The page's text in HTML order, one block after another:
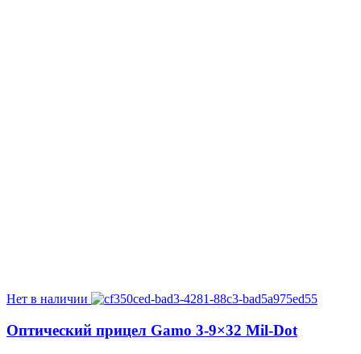
Нет в наличии
Оптический прицел Gamo 3-9×32 Mil-Dot